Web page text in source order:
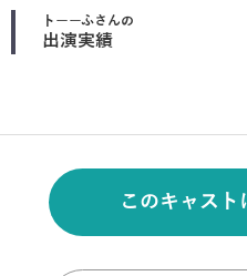
トーーふさんの
出演実績
このキャスト